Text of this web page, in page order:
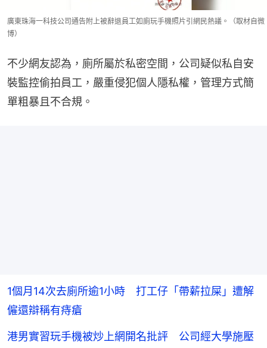
廣東珠海一科技公司通告附上被辭退員工如廁玩手機照片引網民熱議。（取材自微
博）
不少網友認為，廁所屬於私密空間，公司疑似私自安
裝監控偷拍員工，嚴重侵犯個人隱私權，管理方式簡
單粗暴且不合規。
1個月14次去廁所逾1小時 打工仔「帶薪拉屎」遭解
僱還辯稱有痔瘡
港男實習玩手機被炒上網開名批評 公司經大學施壓